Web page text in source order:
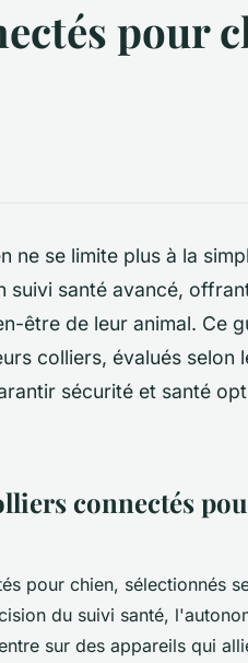
pour
se limite plus à la
suivi santé avancé,
être de leur animal. Ce
colliers, évalués selon
sécurité et santé
connectés
pour chien, sélectionnés
du suivi santé,
sur des appareils qui